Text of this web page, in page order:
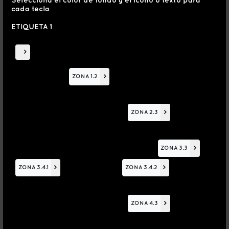
cada tecla
ETIQUETA 1
>
ZONA 1.2 >
ZONA 2.3 >
ZONA 3.3 >
ZONA 3.4.1 > ZONA 3.4.2 >
ZONA 4.3 >